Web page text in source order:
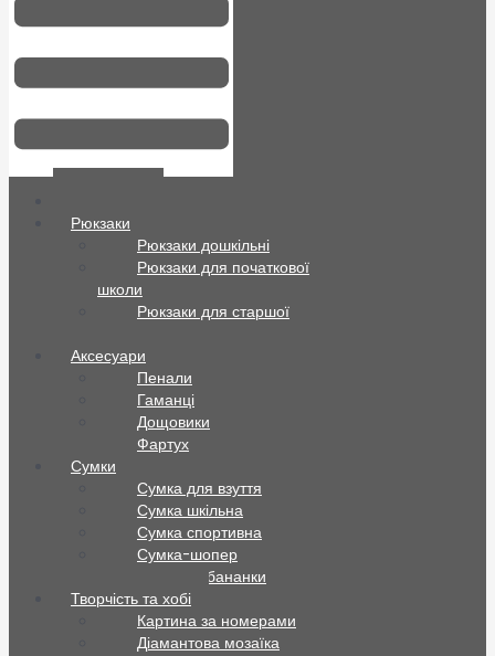
Рюкзаки
Рюкзаки дошкільні
Рюкзаки для початкової
школи
Рюкзаки для старшої
Аксесуари
Пенали
Гаманці
Дощовики
Фартух
Сумки
Сумка для взуття
Сумка шкільна
Сумка спортивна
Сумка-шопер
Сумки та бананки
Творчість та хобі
Картина за номерами
Діамантова мозаїка